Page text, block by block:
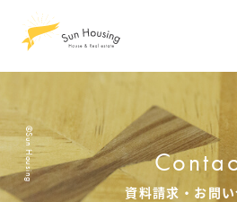
資料請求・お問
©Sun Housing